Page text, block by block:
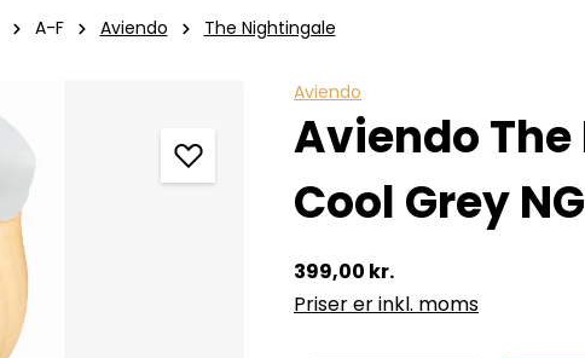
A-F Aviendo The Nightingale
Aviendo
Aviendo
Cool Grey
399,00 kr.
Priser er inkl. moms